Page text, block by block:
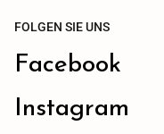
FOLGEN SIE UNS
Facebook
Instagram